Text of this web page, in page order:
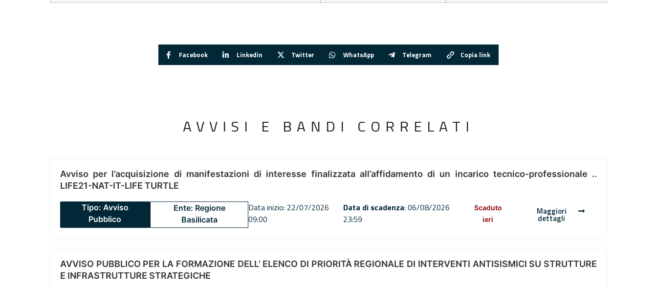
Facebook Linkedin Twitter WhatsApp Telegram Copia link
AVVISI E BANDI CORRELATI
Avviso per l’acquisizione di manifestazioni di interesse finalizzata all’affidamento di un incarico tecnico-professionale ..
LIFE21-NAT-IT-LIFE TURTLE
Tipo: Avviso
Pubblico
Ente: Regione
Basilicata
Data inizio: 22/07/2026
09:00
Data di scadenza: 06/08/2026
23:59
Scaduto
ieri
Maggiori
dettagli
AVVISO PUBBLICO PER LA FORMAZIONE DELL’ ELENCO DI PRIORITÀ REGIONALE DI INTERVENTI ANTISISMICI SU STRUTTURE
E INFRASTRUTTURE STRATEGICHE